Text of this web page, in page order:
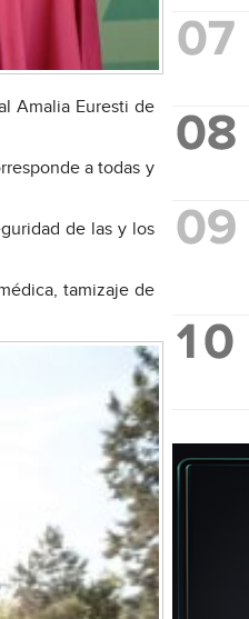
Amalia Euresti de
a todas y
de las y los
tamizaje de